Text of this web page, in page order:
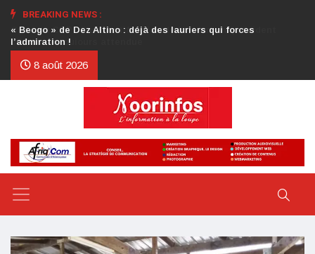
BREAKING NEWS :
Crise au CDP : l’authentification de la lettre du président
d’honneur toujours attendue
8 août 2026